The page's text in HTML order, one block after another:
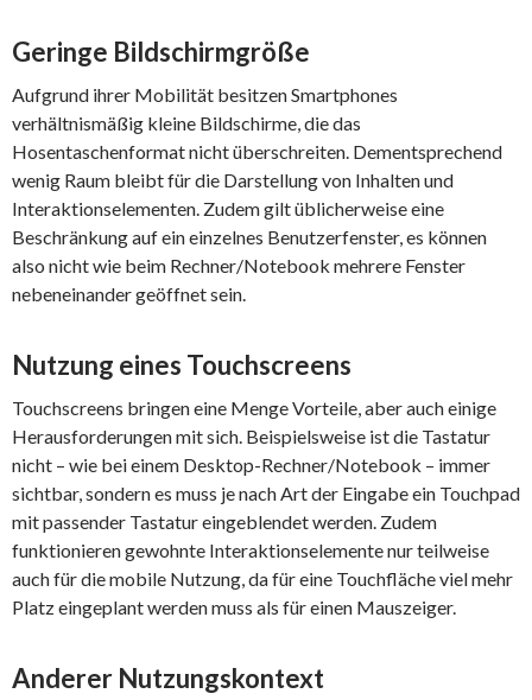
Geringe Bildschirmgröße
Aufgrund ihrer Mobilität besitzen Smartphones
verhältnismäßig kleine Bildschirme, die das
Hosentaschenformat nicht überschreiten. Dementsprechend
wenig Raum bleibt für die Darstellung von Inhalten und
Interaktionselementen. Zudem gilt üblicherweise eine
Beschränkung auf ein einzelnes Benutzerfenster, es können
also nicht wie beim Rechner/Notebook mehrere Fenster
nebeneinander geöffnet sein.
Nutzung eines Touchscreens
Touchscreens bringen eine Menge Vorteile, aber auch einige
Herausforderungen mit sich. Beispielsweise ist die Tastatur
nicht – wie bei einem Desktop-Rechner/Notebook – immer
sichtbar, sondern es muss je nach Art der Eingabe ein Touchpad
mit passender Tastatur eingeblendet werden. Zudem
funktionieren gewohnte Interaktionselemente nur teilweise
auch für die mobile Nutzung, da für eine Touchfläche viel mehr
Platz eingeplant werden muss als für einen Mauszeiger.
Anderer Nutzungskontext